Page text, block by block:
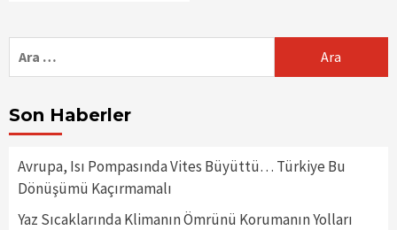
Son Haberler
Avrupa, Isı Pompasında Vites Büyüttü… Türkiye Bu
Dönüşümü Kaçırmamalı
Yaz Sıcaklarında Klimanın Ömrünü Korumanın Yolları